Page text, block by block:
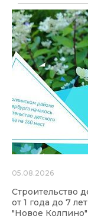
05.08.2026
Строительство
от 1 года до 7
"Новое Колпино"